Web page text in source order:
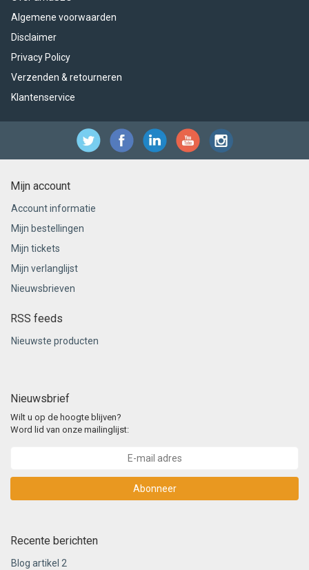
Algemene voorwaarden
Disclaimer
Privacy Policy
Verzenden & retourneren
Klantenservice
Mijn account
Account informatie
Mijn bestellingen
Mijn tickets
Mijn verlanglijst
Nieuwsbrieven
RSS feeds
Nieuwste producten
Nieuwsbrief
Wilt u op de hoogte blijven?
Word lid van onze mailinglijst:
Abonneer
Recente berichten
Blog artikel 2